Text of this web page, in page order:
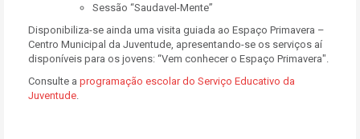
Sessão “Saudavel-Mente”
Disponibiliza-se ainda uma visita guiada ao Espaço Primavera –
Centro Municipal da Juventude, apresentando-se os serviços aí
disponíveis para os jovens: “Vem conhecer o Espaço Primavera".
Consulte a programação escolar do Serviço Educativo da
Juventude.